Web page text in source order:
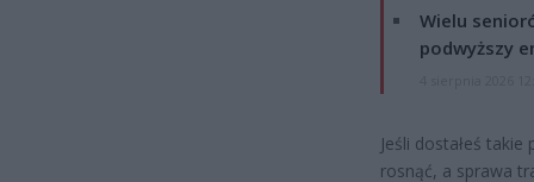
Wielu
podwyższy
Jeśli dostałeś
rosnąć, a sprawa